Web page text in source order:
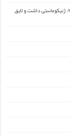
انتقاد تند یوتیوبر کانادایی از قهرمانی سمسون داودا در مستر المپیا ۲۰۲۴: ژنیکوماستی داشت و لایق